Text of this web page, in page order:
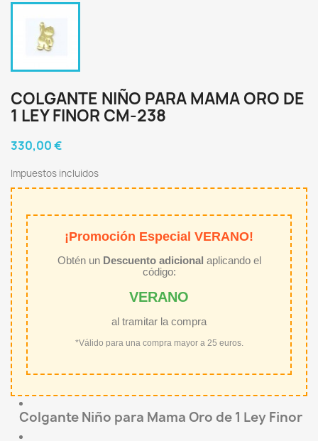
COLGANTE NIÑO PARA MAMA ORO DE
1 LEY FINOR CM-238
330,00 €
Impuestos incluidos
¡Promoción Especial VERANO!
Obtén un Descuento adicional aplicando el
código:
VERANO
al tramitar la compra
*Válido para una compra mayor a 25 euros.
Colgante Niño para Mama Oro de 1 Ley Finor